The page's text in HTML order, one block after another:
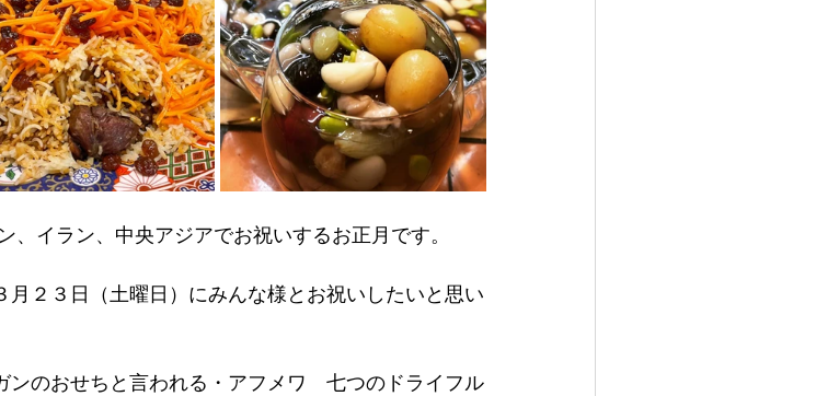
イラン、中央アジアでお祝いするお正月です。
２３日（土曜日）にみんな様とお祝いしたいと思い
のおせちと言われる・アフメワ　七つのドライフル